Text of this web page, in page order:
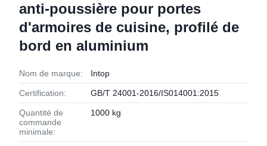
anti-poussière pour portes
d'armoires de cuisine, profilé de
bord en aluminium
Nom de marque: Intop
Certification: GB/T 24001-2016/IS014001:2015
Quantité de
commande
minimale:
1000 kg